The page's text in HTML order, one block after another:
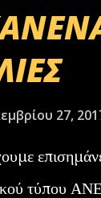
27,
τύπου